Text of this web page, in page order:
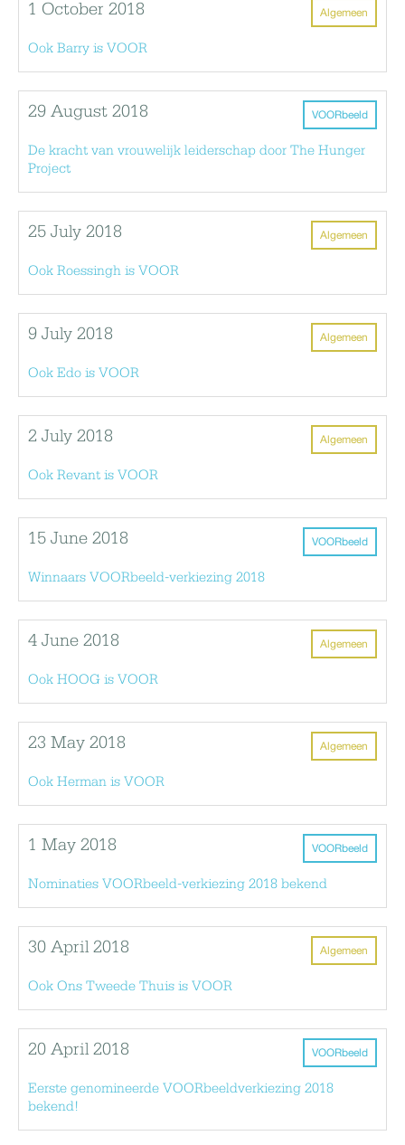
Algemeen
1 October 2018
Ook Barry is VOOR
VOORbeeld
29 August 2018
De kracht van vrouwelijk leiderschap door The Hunger
Project
Algemeen
25 July 2018
Ook Roessingh is VOOR
Algemeen
9 July 2018
Ook Edo is VOOR
Algemeen
2 July 2018
Ook Revant is VOOR
VOORbeeld
15 June 2018
Winnaars VOORbeeld-verkiezing 2018
Algemeen
4 June 2018
Ook HOOG is VOOR
Algemeen
23 May 2018
Ook Herman is VOOR
VOORbeeld
1 May 2018
Nominaties VOORbeeld-verkiezing 2018 bekend
Algemeen
30 April 2018
Ook Ons Tweede Thuis is VOOR
VOORbeeld
20 April 2018
Eerste genomineerde VOORbeeldverkiezing 2018
bekend!